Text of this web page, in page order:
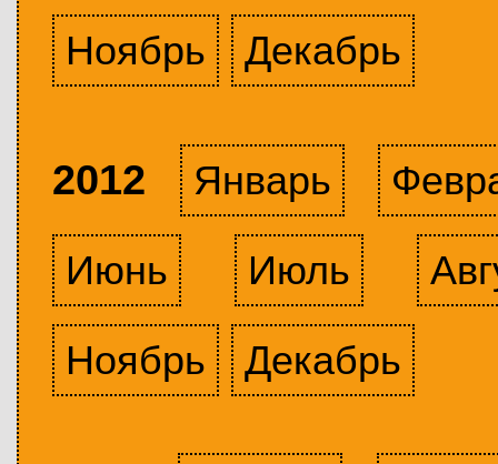
Ноябрь
Декабрь
2012 Январь
Июнь
Июль
Ноябрь
Декабрь